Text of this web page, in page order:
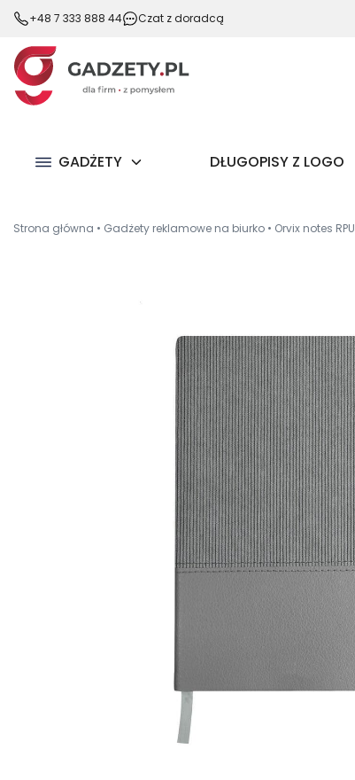
+48 7 333 888 44 Czat z doradcą
GADŻETY DŁUGOPISY Z LOGO
Strona główna • Gadżety reklamowe na biurko • Orvix notes RPU